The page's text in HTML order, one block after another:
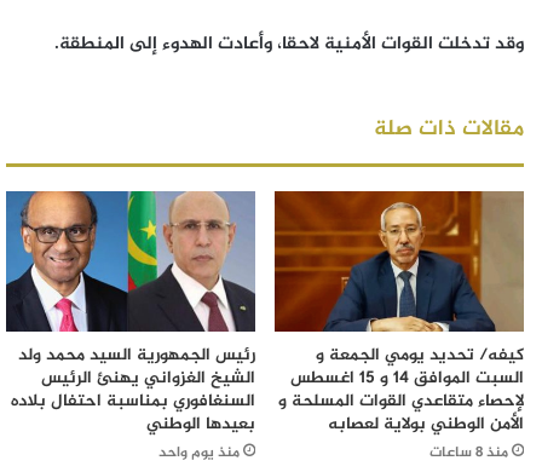
وقد تدخلت القوات الأمنية لاحقا، وأعادت الهدوء إلى المنطقة.
مقالات ذات صلة
كيفه/ تحديد يومي الجمعة و
السبت الموافق 14 و 15 اغسطس
لإحصاء متقاعدي القوات المسلحة و
الأمن الوطني بولاية لعصابه
منذ 8 ساعات
رئيس الجمهورية السيد محمد ولد
الشيخ الغزواني يهنئ الرئيس
السنغافوري بمناسبة احتفال بلاده
بعيدها الوطني
منذ يوم واحد